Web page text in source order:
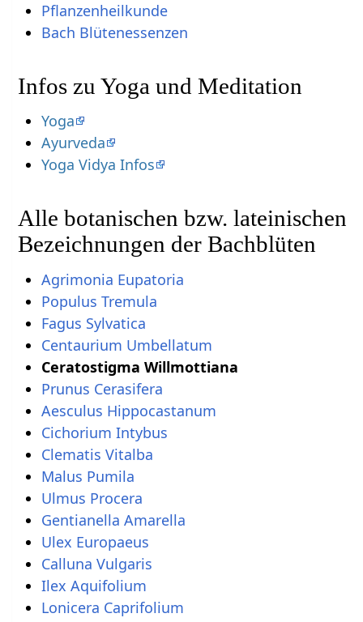
Pflanzenheilkunde
Bach Blütenessenzen
Infos zu Yoga und Meditation
Yoga
Ayurveda
Yoga Vidya Infos
Alle botanischen bzw. lateinischen
Bezeichnungen der Bachblüten
Agrimonia Eupatoria
Populus Tremula
Fagus Sylvatica
Centaurium Umbellatum
Ceratostigma Willmottiana
Prunus Cerasifera
Aesculus Hippocastanum
Cichorium Intybus
Clematis Vitalba
Malus Pumila
Ulmus Procera
Gentianella Amarella
Ulex Europaeus
Calluna Vulgaris
Ilex Aquifolium
Lonicera Caprifolium